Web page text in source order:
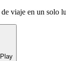
de viaje en un solo